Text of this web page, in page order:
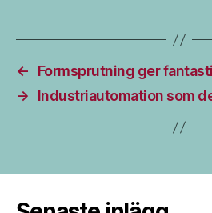
←
Formsprutning ger
→
Industriautomation som